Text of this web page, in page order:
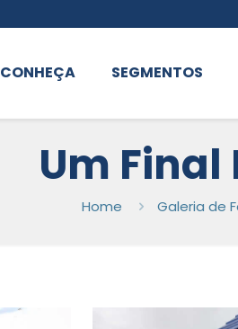
CONHEÇA SEGMENTOS
Um
Home Galeria de